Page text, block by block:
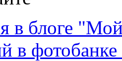
в блоге
в